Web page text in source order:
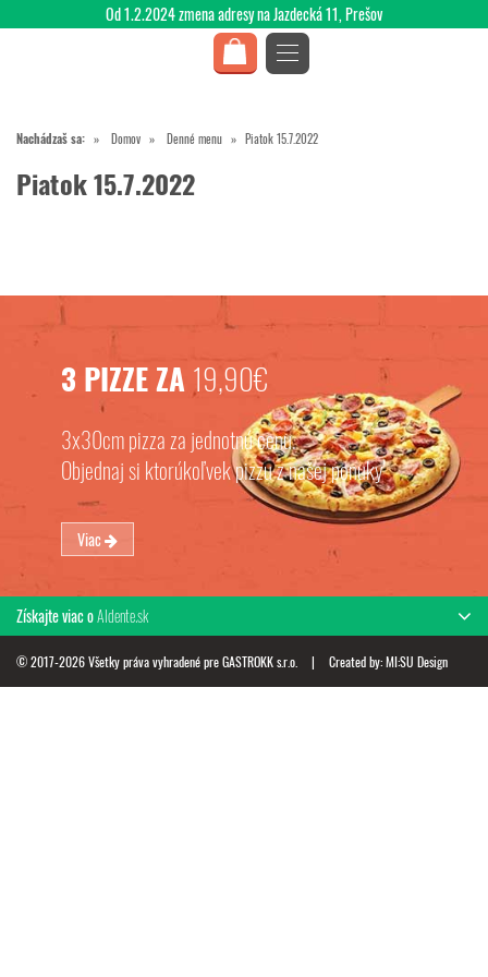
Nachádzaš sa: Domov Denné menu Piatok 15.7.2022
Piatok 15.7.2022
3 PIZZE ZA 19,90€
3x30cm pizza za jednotnú cenu.
Objednaj si ktorúkoľvek pizzu z našej ponuky
Viac
Získajte viac oAldente.sk
© 2017-2026 Všetky práva vyhradené pre GASTROKK s.r.o. | Created by:MI:SU Design
Od 1.2.2024 zmena adresy na Jazdecká 11, Prešov